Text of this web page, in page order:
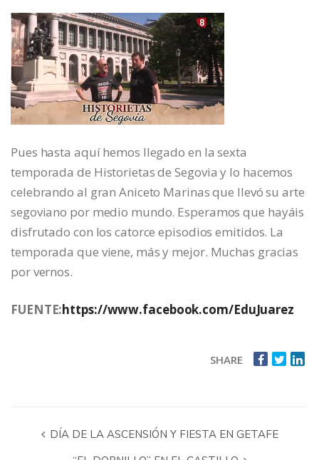
Pues hasta aquí hemos llegado en la sexta
temporada de Historietas de Segovia y lo hacemos
celebrando al gran Aniceto Marinas que llevó su arte
segoviano por medio mundo. Esperamos que hayáis
disfrutado con los catorce episodios emitidos. La
temporada que viene, más y mejor. Muchas gracias
por vernos.
FUENTE:https://www.facebook.com/EduJuarez
SHARE
DÍA DE LA ASCENSIÓN Y FIESTA EN GETAFE